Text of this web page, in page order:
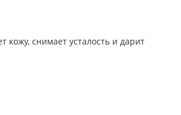
снимает усталость и дарит